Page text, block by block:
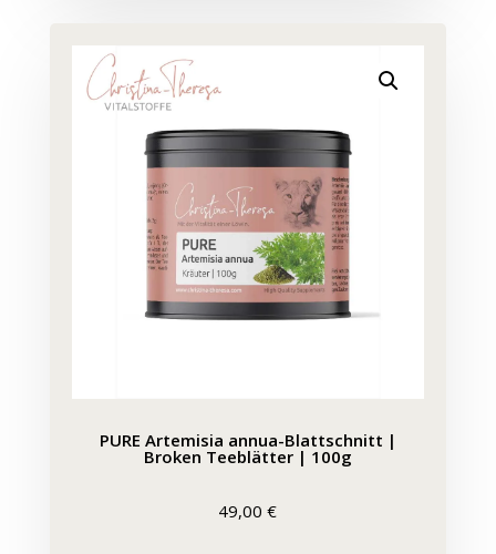
PURE Artemisia annua-Blattschnitt |
Broken Teeblätter | 100g
49,00€